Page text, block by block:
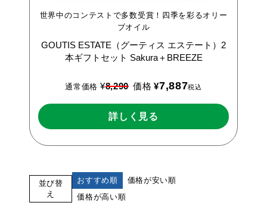
世界中のコンテストで多数受賞！四季を彩るオリー
ブオイル
GOUTIS ESTATE（グーティス エステート）2
本ギフトセット Sakura＋BREEZE
通常価格 ¥8,290 価格 ¥7,887税込
詳しく見る
並び替
え
おすすめ順
価格が安い順
価格が高い順